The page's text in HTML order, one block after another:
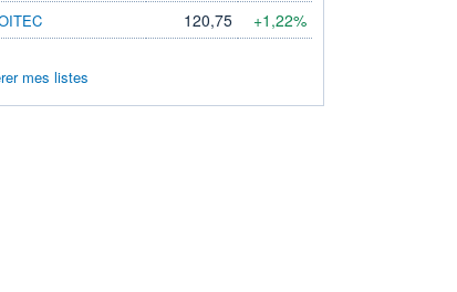
120,75 +1,22%
mes listes